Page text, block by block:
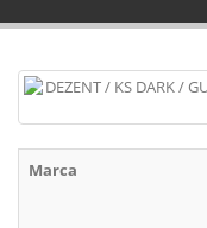
Marca